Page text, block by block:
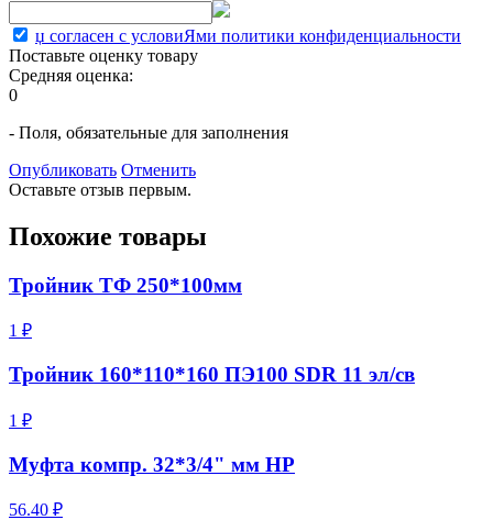
џ согласен с условиЯми политики конфиденциальности
Поставьте оценку товару
Средняя оценка:
0
- Поля, обязательные для заполнения
Опубликовать Отменить
Оставьте отзыв первым.
Похожие товары
Тройник ТФ 250*100мм
1 ₽
Тройник 160*110*160 ПЭ100 SDR 11 эл/св
1 ₽
Муфта компр. 32*3/4" мм НР
56.40 ₽